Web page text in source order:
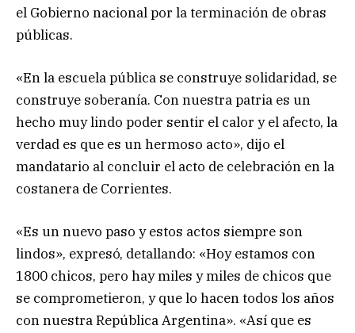
el Gobierno nacional por la terminación de obras
públicas.
«En la escuela pública se construye solidaridad, se
construye soberanía. Con nuestra patria es un
hecho muy lindo poder sentir el calor y el afecto, la
verdad es que es un hermoso acto», dijo el
mandatario al concluir el acto de celebración en la
costanera de Corrientes.
«Es un nuevo paso y estos actos siempre son
lindos», expresó, detallando: «Hoy estamos con
1800 chicos, pero hay miles y miles de chicos que
se comprometieron, y que lo hacen todos los años
con nuestra República Argentina». «Así que es